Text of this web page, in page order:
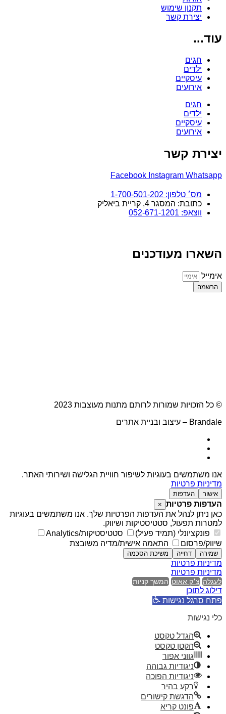
תקנון שימוש
יצירת קשר
עוד...
חגים
ילדים
עיסקיים
אירועים
חגים
ילדים
עיסקיים
אירועים
יצירת קשר
Facebook Instagram Whatsapp
מס׳ טלפון: 1-700-501-202
כתובת: המסגר 4, קריית ביאליק
ווצאפ: 052-671-1201
השארו מעודכנים
אימייל
הרשמה
© כל הזכויות שמורות לרותם מתנות מעוצבות 2023
Brandale – עיצוב ובניית אתרים
אנו משתמשים בעוגיות לשיפור חוויית הגלישה ושירותי האתר.
מדיניות פרטיות
אישור העדפות
העדפות פרטיות ×
כאן ניתן לנהל את העדפות הפרטיות שלך. אנו משתמשים בעוגיות
למטרות תפעול, סטטיסטיקות ושיווק.
פונקציונלי (תמיד פעיל)
סטטיסטיקות/Analytics
שיווק/פרסום
התאמה אישית/מדיה משובצת
שמירה דחייה משיכת הסכמה
מדיניות פרטיות
מדיניות פרטיות
לעגלה צ׳ק אאוט המשך קניות
דילוג לתוכן
פתח סרגל נגישות
כלי נגישות
הגדל טקסט
הקטן טקסט
גווני אפור
ניגודיות גבוהה
ניגודיות הפוכה
רקע בהיר
הדגשת קישורים
פונט קריא